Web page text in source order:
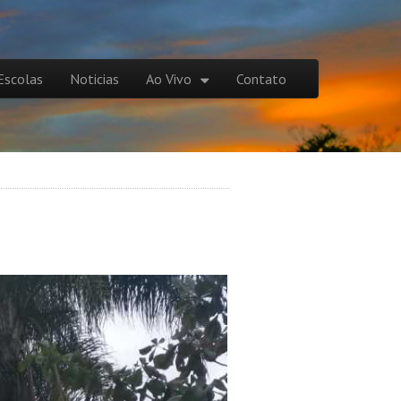
Noticias Ao Vivo Contato